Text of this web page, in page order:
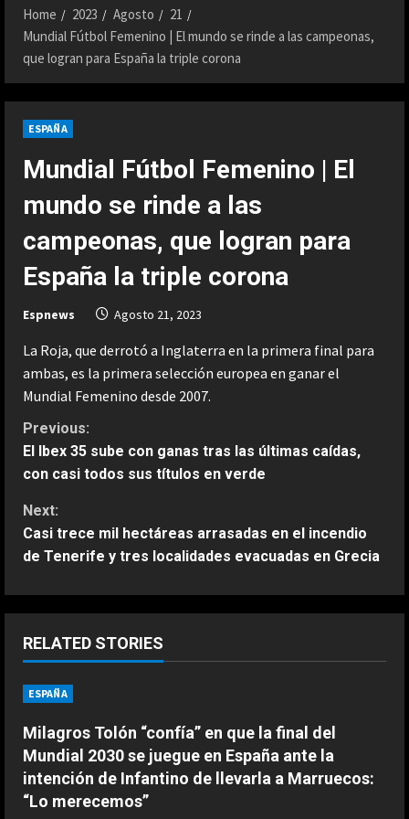
Home 2023 Agosto
21
Mundial Fútbol Femenino | El mundo se rinde a las campeonas,
que logran para España la triple corona
ESPAÑA
Mundial Fútbol Femenino | El
mundo se rinde a las
campeonas, que logran para
España la triple corona
Espnews Agosto 21, 2023
La Roja, que derrotó a Inglaterra en la primera final para
ambas, es la primera selección europea en ganar el
Mundial Femenino desde 2007.
C
o
n
t
i
u
e
R
e
Previous:
El Ibex 35 sube con ganas tras las últimas caídas,
con casi todos sus títulos en verde
Next:
Casi trece mil hectáreas arrasadas en el incendio
de Tenerife y tres localidades evacuadas en Grecia
RELATED STORIES
ESPAÑA
Milagros Tolón “confía” en que la final del
Mundial 2030 se juegue en España ante la
intención de Infantino de llevarla a Marruecos:
“Lo merecemos”
2
ESPAÑA
La FIFA mantiene a Infantino como
presidente aunque admite errores
en su propuesta de privatizar el
Mundial